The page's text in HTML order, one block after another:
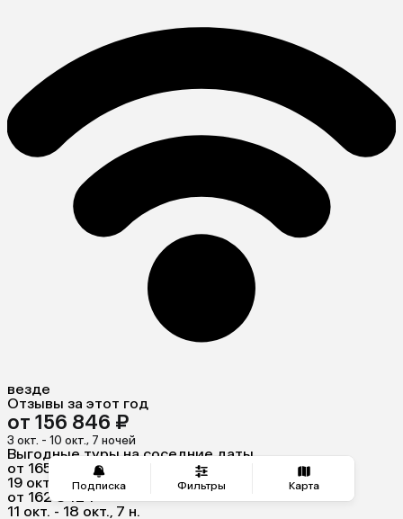
Подписка Фильтры Карта
везде
Отзывы за этот год
от 156 846 ₽
3 окт. - 10 окт., 7 ночей
Выгодные туры на соседние даты
от 165 506 ₽
19 окт. - 27 окт., 8 н.
от 162 842 ₽
11 окт. - 18 окт., 7 н.